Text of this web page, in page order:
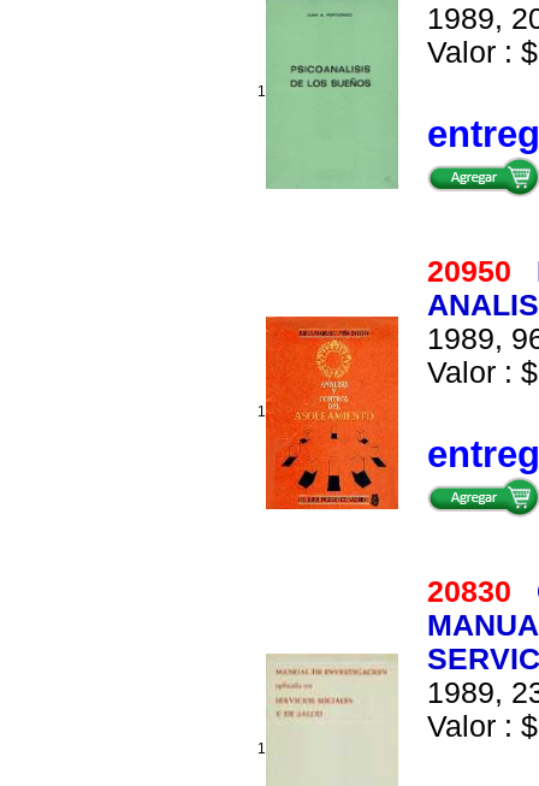
1
1989,
Valor :
1
20950
1989,
Valor :
1
20830
1989,
Valor :